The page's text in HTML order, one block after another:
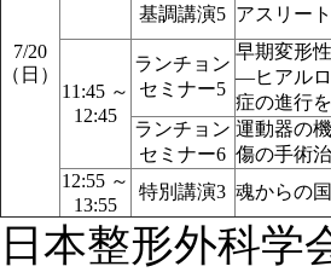
7/20
（日）
基調講演5 アスリー
11:45 ～
12:45
ランチョン
セミナー5
早期変形
―ヒアルロ
症の進行
ランチョン
セミナー6
運動器の
傷の手術
12:55 ～
13:55
特別講演3 魂からの
日本整形外科学